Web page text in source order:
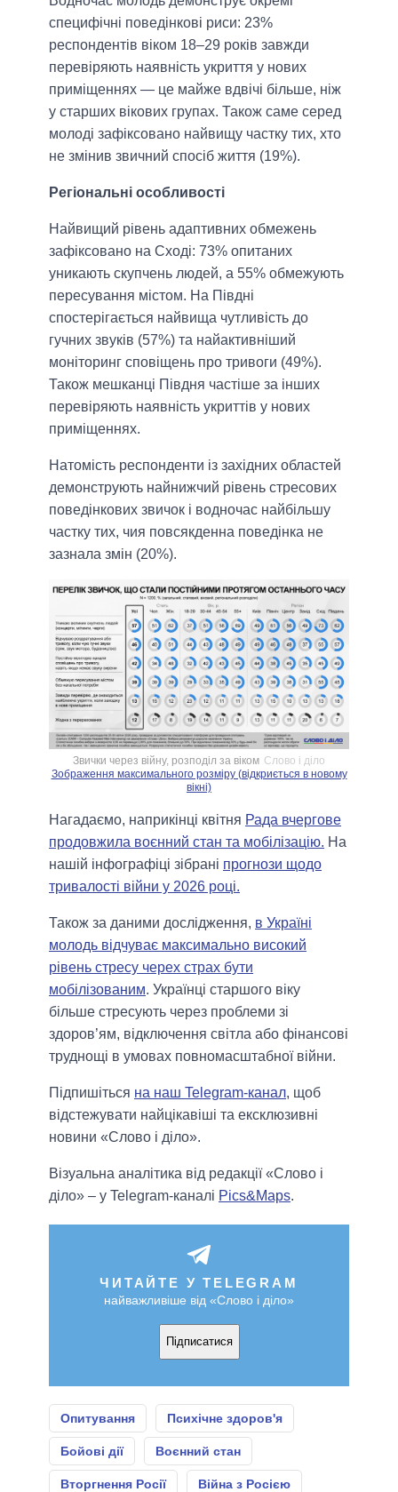
специфічні поведінкові риси: 23%
респондентів віком 18–29 років завжди
перевіряють наявність укриття у нових
приміщеннях — це майже вдвічі більше, ніж
у старших вікових групах. Також саме серед
молоді зафіксовано найвищу частку тих, хто
не змінив звичний спосіб життя (19%).
Регіональні особливості
Найвищий рівень адаптивних обмежень
зафіксовано на Сході: 73% опитаних
уникають скупчень людей, а 55% обмежують
пересування містом. На Півдні
спостерігається найвища чутливість до
гучних звуків (57%) та найактивніший
моніторинг сповіщень про тривоги (49%).
Також мешканці Півдня частіше за інших
перевіряють наявність укриттів у нових
приміщеннях.
Натомість респонденти із західних областей
демонструють найнижчий рівень стресових
поведінкових звичок і водночас найбільшу
частку тих, чия повсякденна поведінка не
зазнала змін (20%).
Звички через війну, розподіл за віком Слово і діло
Зображення максимального розміру (відкриється в новому
вікні)
Нагадаємо, наприкінці квітня Рада вчергове
продовжила воєнний стан та мобілізацію. На
нашій інфографіці зібрані прогнози щодо
тривалості війни у 2026 році.
Також за даними дослідження, в Україні
молодь відчуває максимально високий
рівень стресу черех страх бути
мобілізованим. Українці старшого віку
більше стресують через проблеми зі
здоров’ям, відключення світла або фінансові
труднощі в умовах повномасштабної війни.
Підпишіться на наш Telegram-канал, щоб
відстежувати найцікавіші та ексклюзивні
новини «Слово і діло».
Візуальна аналітика від редакції «Слово і
діло» – у Telegram-каналі Pics&Maps.
ЧИТАЙТЕ У TELEGRAM
найважливіше від «Слово і діло»
Підписатися
Опитування Психічне здоров'я
Бойові дії Воєнний стан
Вторгнення Росії Війна з Росією